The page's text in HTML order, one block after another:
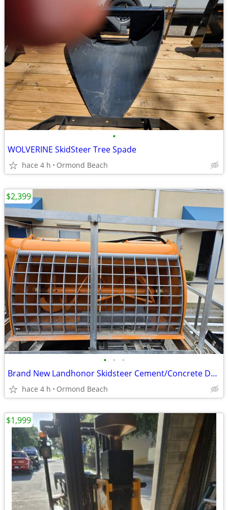
•
WOLVERINE SkidSteer Tree Spade
hace 4 h Ormond Beach
• • •
Brand New Landhonor Skidsteer Cement/Concrete Dual Discharge Mixer
hace 4 h Ormond Beach
$2,399
$1,999